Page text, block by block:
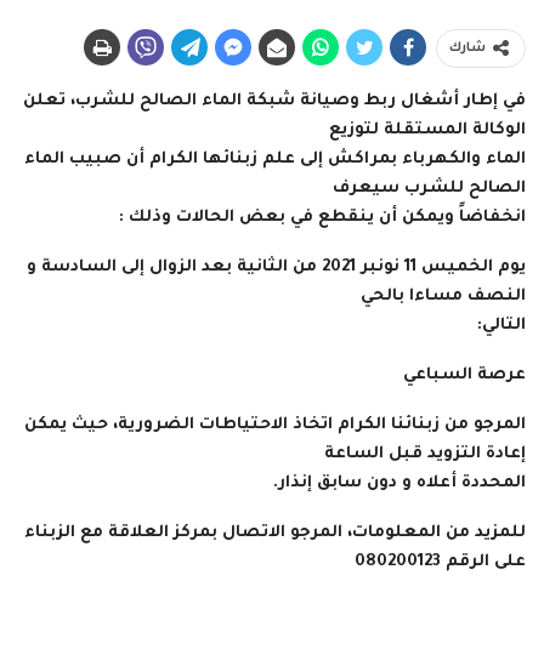
شارك
في إطار أشغال ربط وصيانة شبكة الماء الصالح للشرب، تعلن
الوكالة المستقلة لتوزيع
الماء والكهرباء بمراكش إلى علم زبنائها الكرام أن صبيب الماء
الصالح للشرب سيعرف
انخفاضاً ويمكن أن ينقطع في بعض الحالات وذلك :
يوم الخميس 11 نونبر 2021 من الثانية بعد الزوال إلى السادسة و
النصف مساءا بالحي
التالي:
عرصة السباعي
المرجو من زبنائنا الكرام اتخاذ الاحتياطات الضرورية، حيث يمكن
إعادة التزويد قبل الساعة
المحددة أعلاه و دون سابق إنذار.
للمزيد من المعلومات، المرجو الاتصال بمركز العلاقة مع الزبناء
على الرقم 080200123